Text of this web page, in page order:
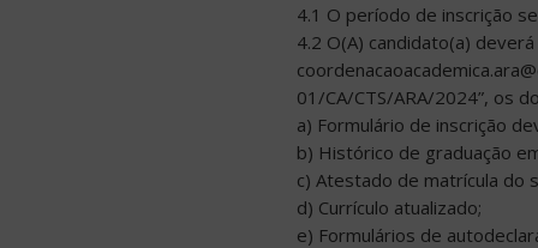
4.1 O período de inscrição
4.2 O(A) candidato(a)
01/CA/CTS/ARA/2024”, os
a) Formulário de inscrição
b) Histórico de graduação
c) Atestado de matrícula do
d) Currículo atualizado;
e) Formulários de